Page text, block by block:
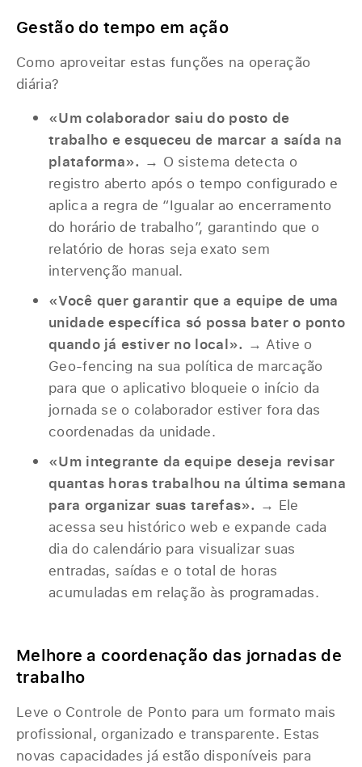
Gestão do tempo em ação
Como aproveitar estas funções na operação
diária?
«Um colaborador saiu do posto de
trabalho e esqueceu de marcar a saída na
plataforma». → O sistema detecta o
registro aberto após o tempo configurado e
aplica a regra de “Igualar ao encerramento
do horário de trabalho”, garantindo que o
relatório de horas seja exato sem
intervenção manual.
«Você quer garantir que a equipe de uma
unidade específica só possa bater o ponto
quando já estiver no local». → Ative o
Geo-fencing na sua política de marcação
para que o aplicativo bloqueie o início da
jornada se o colaborador estiver fora das
coordenadas da unidade.
«Um integrante da equipe deseja revisar
quantas horas trabalhou na última semana
para organizar suas tarefas». → Ele
acessa seu histórico web e expande cada
dia do calendário para visualizar suas
entradas, saídas e o total de horas
acumuladas em relação às programadas.
Melhore a coordenação das jornadas de
trabalho
Leve o Controle de Ponto para um formato mais
profissional, organizado e transparente. Estas
novas capacidades já estão disponíveis para